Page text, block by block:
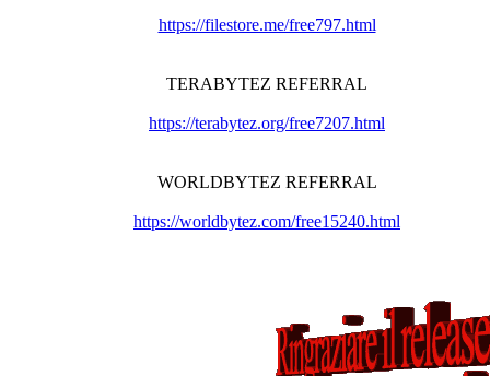
https://filestore.me/free797.html
TERABYTEZ REFERRAL
https://terabytez.org/free7207.html
WORLDBYTEZ REFERRAL
https://worldbytez.com/free15240.html